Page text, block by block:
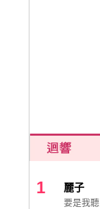
1 麗子
要是我